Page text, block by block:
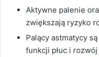
Aktywne palenie
zwiększają ryzyko
Palący astmatycy
funkcji płuc i